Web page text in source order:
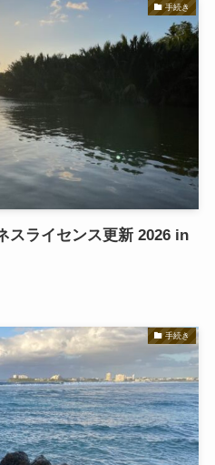
手続き
スライセンス更新 2026 in
手続き